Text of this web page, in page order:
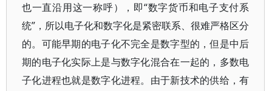
也一直沿用这一称呼），即“数字货币和电子支付系
统”，所以电子化和数字化是紧密联系、很难严格区分
的。可能早期的电子化不完全是数字型的，但是中后
期的电子化实际上是与数字化混合在一起的，多数电
子化进程也就是数字化进程。由于新技术的供给，有